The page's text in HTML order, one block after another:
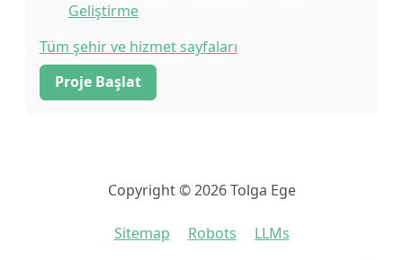
Geliştirme
Tüm şehir ve hizmet sayfaları
Proje Başlat
Copyright © 2026 Tolga Ege
Sitemap Robots LLMs